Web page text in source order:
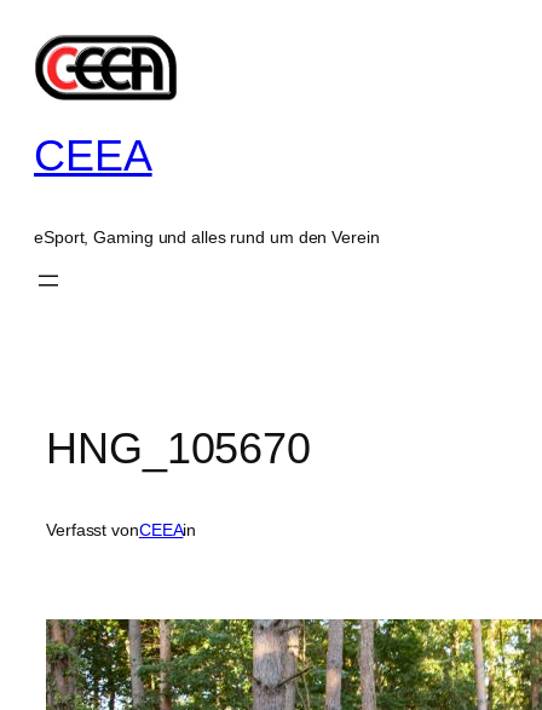
Inhalt
springen
CEEA
eSport, Gaming und alles rund um den Verein
HNG_105670
Verfasst vonCEEAin